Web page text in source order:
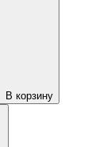
В корзину